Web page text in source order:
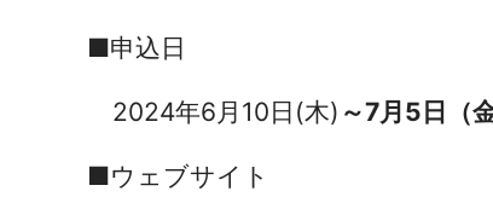
■申込日
2024年6月10日(木) ～7月5日（
■ウェブサイト